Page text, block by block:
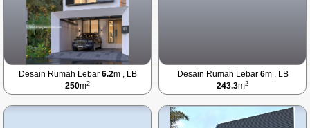
Desain Rumah Lebar 6.2m , LB
250m2
Desain Rumah Lebar 6m , LB
243.3m2